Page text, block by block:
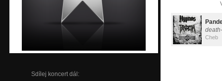
Sdílej koncert dál:
Cheb